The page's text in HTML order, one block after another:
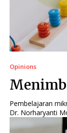
Opinions
Pembelajaran